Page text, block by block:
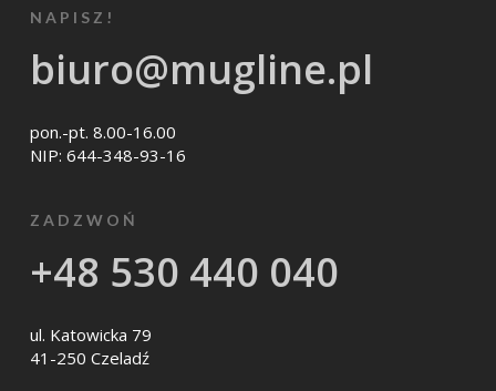
NAPISZ!
biuro@mugline.pl
pon.-pt. 8.00-16.00
NIP: 644-348-93-16
ZADZWOŃ
+48 530 440 040
ul. Katowicka 79
41-250 Czeladź